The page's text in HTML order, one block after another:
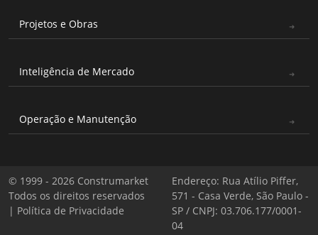
Projetos e Obras
Inteligência de Mercado
Operação e Manutenção
© 1999 - 2026 Construmarket
Todos os direitos reservados
| Política de Privacidade
Endereço: Rua Atílio Piffer,
571 - Casa Verde, São Paulo -
SP / CNPJ: 03.706.177/0001-
04